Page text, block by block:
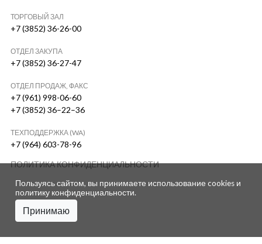
ТОРГОВЫЙ ЗАЛ
+7 (3852) 36-26-00
ОТДЕЛ ЗАКУПА
+7 (3852) 36-27-47
ОТДЕЛ ПРОДАЖ, ФАКС
+7 (961) 998-06-60
+7 (3852) 36–22–36
ТЕХПОДДЕРЖКА (WA)
+7 (964) 603-78-96
ПОЛИТИКА КОНФИДЕНЦИАЛЬНОСТИ
Пользуясь сайтом, вы принимаете использование cookies и
политику конфиденциальности.
Принимаю